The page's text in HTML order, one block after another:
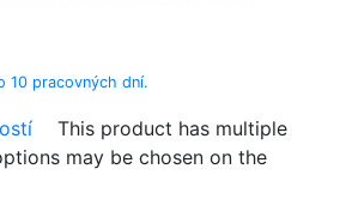
10 pracovných dní.
This product has multiple
may be chosen on the